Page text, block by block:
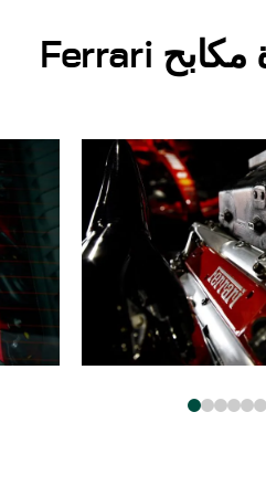
استبدال وسادة مكابح Ferrari